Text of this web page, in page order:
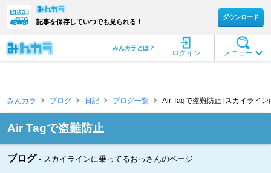
記事を保存していつでも見られる！
ダウンロード
メニュー
ログイン
みんカラとは？
みんカラ ブログ 日記 ブログ一覧 Air Tagで盗難防止 [スカイライ
Air Tagで盗難防止
ブログ スカイラインに乗ってるおっさんのページ